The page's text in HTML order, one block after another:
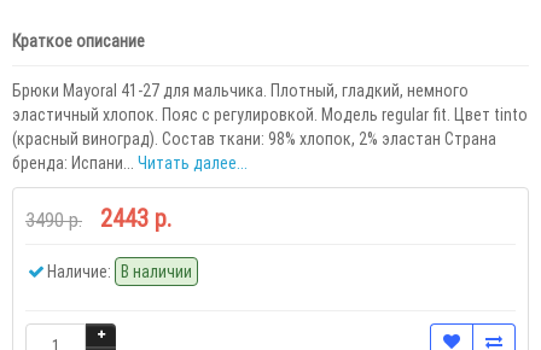
Краткое описание
Брюки Mayoral 41-27 для мальчика. Плотный, гладкий, немного
эластичный хлопок. Пояс с регулировкой. Модель regular fit. Цвет tinto
(красный виноград). Состав ткани: 98% хлопок, 2% эластан Страна
бренда: Испани... Читать далее...
3490 р. 2443 р.
Наличие: В наличии